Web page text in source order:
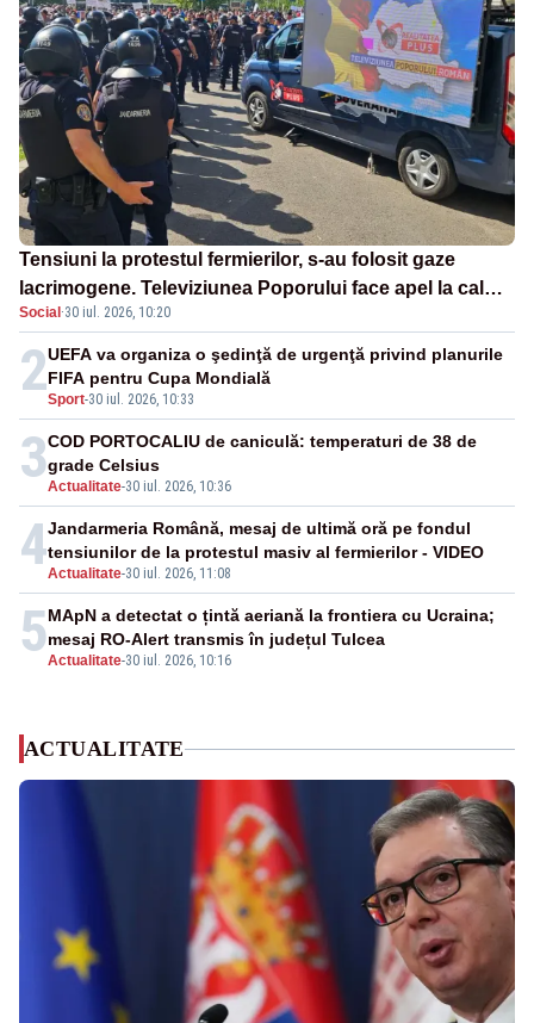
Tensiuni la protestul fermierilor, s-au folosit gaze
lacrimogene. Televiziunea Poporului face apel la calm
– LIVE TEXT
Social ·30 iul. 2026, 10:20
2Sport-30 iul. 2026, 10:33
UEFA va organiza o şedinţă de urgenţă privind planurile
FIFA pentru Cupa Mondială
3Actualitate-30 iul. 2026, 10:36
COD PORTOCALIU de caniculă: temperaturi de 38 de
grade Celsius
4Actualitate-30 iul. 2026, 11:08
Jandarmeria Română, mesaj de ultimă oră pe fondul
tensiunilor de la protestul masiv al fermierilor - VIDEO
5Actualitate-30 iul. 2026, 10:16
MApN a detectat o țintă aeriană la frontiera cu Ucraina;
mesaj RO-Alert transmis în județul Tulcea
ACTUALITATE